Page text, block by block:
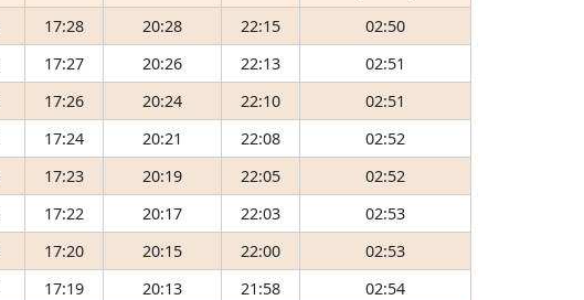
17:28 20:28 22:15
02:50
17:27 20:26 22:13
02:51
17:26 20:24 22:10
02:51
17:24 20:21 22:08
02:52
17:23 20:19 22:05
02:52
17:22 20:17 22:03
02:53
17:20 20:15 22:00
02:53
17:19 20:13 21:58
02:54